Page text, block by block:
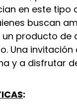
en este tipo
buscan
producto de
Una
y a disfrutar
: